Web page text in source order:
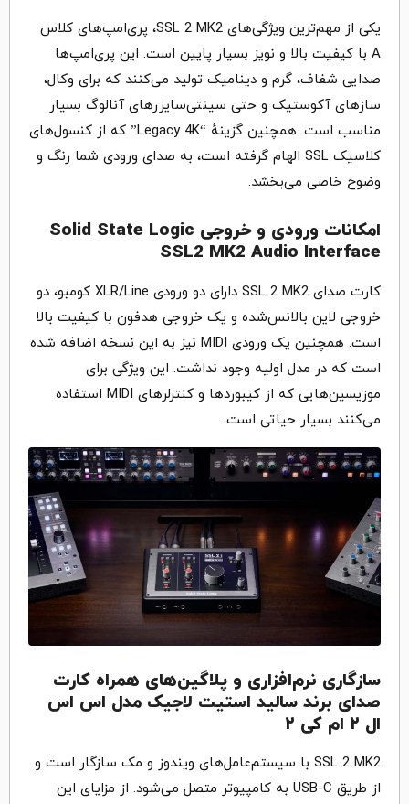
یکی از مهم‌ترین ویژگی‌های SSL 2 MK2، پری‌امپ‌های کلاس
A با کیفیت بالا و نویز بسیار پایین است. این پری‌امپ‌ها
صدایی شفاف، گرم و دینامیک تولید می‌کنند که برای وکال،
سازهای آکوستیک و حتی سینتی‌سایزرهای آنالوگ بسیار
مناسب است. همچنین گزینهٔ “Legacy 4K” که از کنسول‌های
کلاسیک SSL الهام گرفته است، به صدای ورودی شما رنگ و
وضوح خاصی می‌بخشد.
امکانات ورودی و خروجی Solid State Logic
SSL2 MK2 Audio Interface
کارت صدای SSL 2 MK2 دارای دو ورودی XLR/Line کومبو، دو
خروجی لاین بالانس‌شده و یک خروجی هدفون با کیفیت بالا
است. همچنین یک ورودی MIDI نیز به این نسخه اضافه شده
است که در مدل اولیه وجود نداشت. این ویژگی برای
موزیسین‌هایی که از کیبوردها و کنترلرهای MIDI استفاده
می‌کنند بسیار حیاتی است.
سازگاری نرم‌افزاری و پلاگین‌های همراه کارت
صدای برند سالید استیت لاجیک مدل اس اس
ال ۲ ام کی ۲
SSL 2 MK2 با سیستم‌عامل‌های ویندوز و مک سازگار است و
از طریق USB-C به کامپیوتر متصل می‌شود. از مزایای این